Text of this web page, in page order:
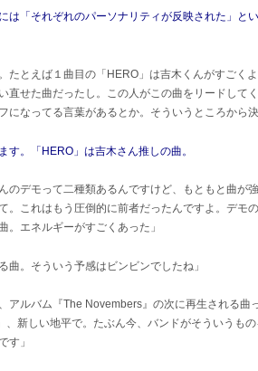
「それぞれのパーソナリティが反映された」と
たとえば１曲目の「HERO」は吉木くんがすごく
直せた曲だったし。この人がこの曲をリードして
になってる言葉があるとか。そういうところから決
。「HERO」は吉木さん推しの曲。
のデモって二種類あるんですけど、もともと曲が
。これはもう圧倒的に前者だったんですよ。デモ
。エネルギーがすごくあった」
曲。そういう予感はビンビンでしたね」
アルバム『The Novembers』の次に再生される曲
、新しい地平で。たぶん今、バンドがそういうも
す」